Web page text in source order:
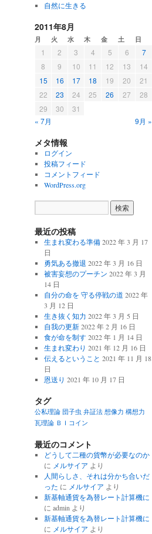
自然に生きる
2011年8月
月 火 水 木 金 土 日
1 2 3 4 5 6
7
8
9 10 11 12 13
14
15
16 17 18 19 20
21
22
23 24 25 26 27
28
29
30
31
« 7月
9月 »
メタ情報
ログイン
投稿フィード
コメントフィード
WordPress.org
最近の投稿
生まれ変わる準備 2022 年 3 月 17
日
勇気ある撤退 2022 年 3 月 16 日
被害妄想のプーチン 2022 年 3 月
14 日
自分の命を 守る停戦の道 2022 年
3 月 12 日
生き抜く知力 2022 年 3 月 5 日
自我の更新 2022 年 2 月 16 日
食が命を制す 2022 年 1 月 14 日
生まれ変わり 2021 年 12 月 16 日
伝えるということ 2021 年 11 月 18
日
恩送り 2021 年 10 月 17 日
タグ
公私理論 団子虫 弁証法 想像力 構想力
瓦理論 ＢＩコイン
最近のコメント
どうして二種の貨幣が必要なのか
に メルサイア より
人間らしさ、それは分かち合いだ
った に メルサイア より
新基軸通貨を為替レート計算機に
に admin より
新基軸通貨を為替レート計算機に
に メルサイア より